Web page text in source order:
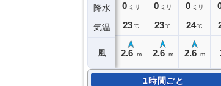
降水
気温
風
0 ミリ
23℃
2.6 m
0 ミリ
23℃
2.6 m
0 ミリ
24℃
2.6 m
1時間ごと